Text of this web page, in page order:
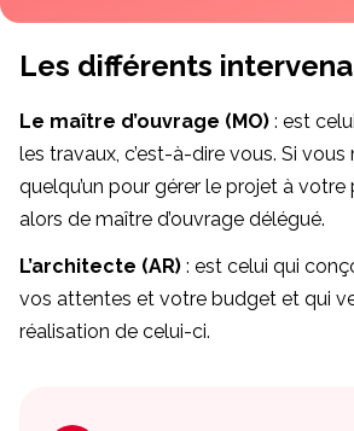
Les différents
Le maître d’ouvrage (MO) : est
les travaux, c’est-à-dire vous. Si
quelqu’un pour gérer le projet à votre
alors de maître d’ouvrage délégué.
L’architecte (AR) : est celui qui
vos attentes et votre budget et qui
réalisation de celui-ci.